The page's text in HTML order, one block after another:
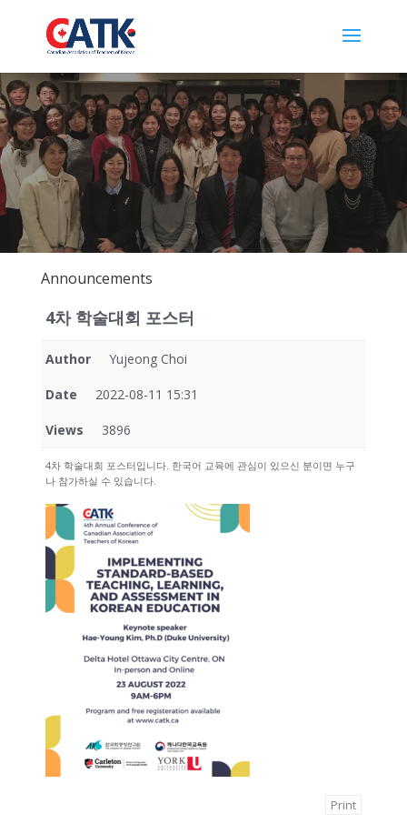
Announcements
4차 학술대회 포스터
Author Yujeong Choi
Date 2022-08-11 15:31
Views 3896
4차 학술대회 포스터입니다. 한국어 교육에 관심이 있으신 분이면 누구
나 참가하실 수 있습니다.
Print